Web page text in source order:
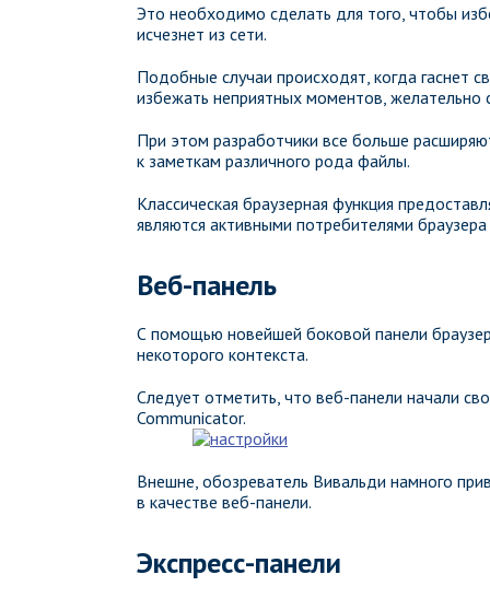
Это необходимо сделать для того, чтобы
исчезнет из сети.
Подобные случаи происходят, когда гаснет
избежать неприятных моментов,
При этом разработчики все больше
к заметкам различного рода файлы.
Классическая браузерная функция
являются активными потребителями
Веб-панель
С помощью новейшей боковой панели
некоторого контекста.
Следует отметить, что веб-панели начали
Communicator.
Внешне, обозреватель Вивальди намного
в качестве веб-панели.
Экспресс-панели